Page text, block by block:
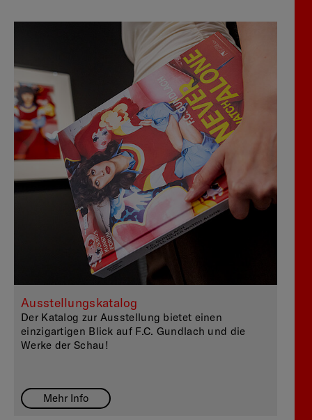
Ausstellungskatalog
Der Katalog zur Ausstellung bietet einen
einzigartigen Blick auf F.C. Gundlach und die
Werke der Schau!
Mehr Info